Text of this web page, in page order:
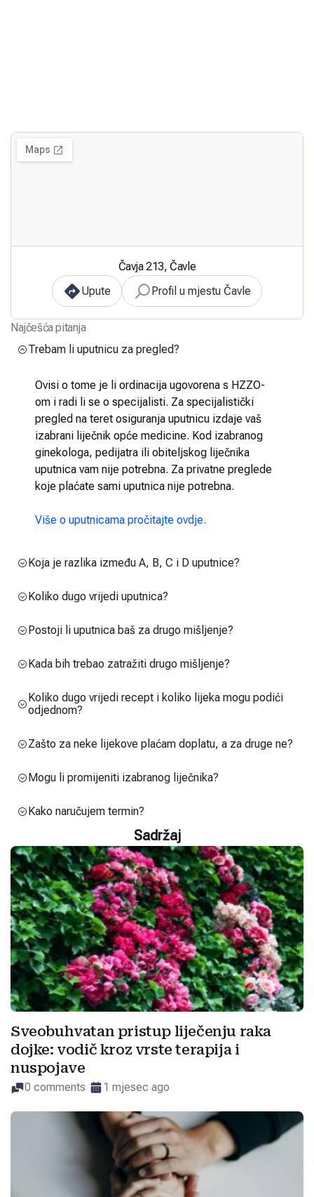
Čavja 213, Čavle
Upute
Profil u mjestu Čavle
Najčešća pitanja
Trebam li uputnicu za pregled?
Ovisi o tome je li ordinacija ugovorena s HZZO-
om i radi li se o specijalisti. Za specijalistički
pregled na teret osiguranja uputnicu izdaje vaš
izabrani liječnik opće medicine. Kod izabranog
ginekologa, pedijatra ili obiteljskog liječnika
uputnica vam nije potrebna. Za privatne preglede
koje plaćate sami uputnica nije potrebna.
Više o uputnicama pročitajte ovdje.
Koja je razlika između A, B, C i D uputnice?
Koliko dugo vrijedi uputnica?
Postoji li uputnica baš za drugo mišljenje?
Kada bih trebao zatražiti drugo mišljenje?
Koliko dugo vrijedi recept i koliko lijeka mogu podići
odjednom?
Zašto za neke lijekove plaćam doplatu, a za druge ne?
Mogu li promijeniti izabranog liječnika?
Kako naručujem termin?
Sadržaj
Sveobuhvatan pristup liječenju raka
dojke: vodič kroz vrste terapija i
nuspojave
0 comments 1 mjesec ago